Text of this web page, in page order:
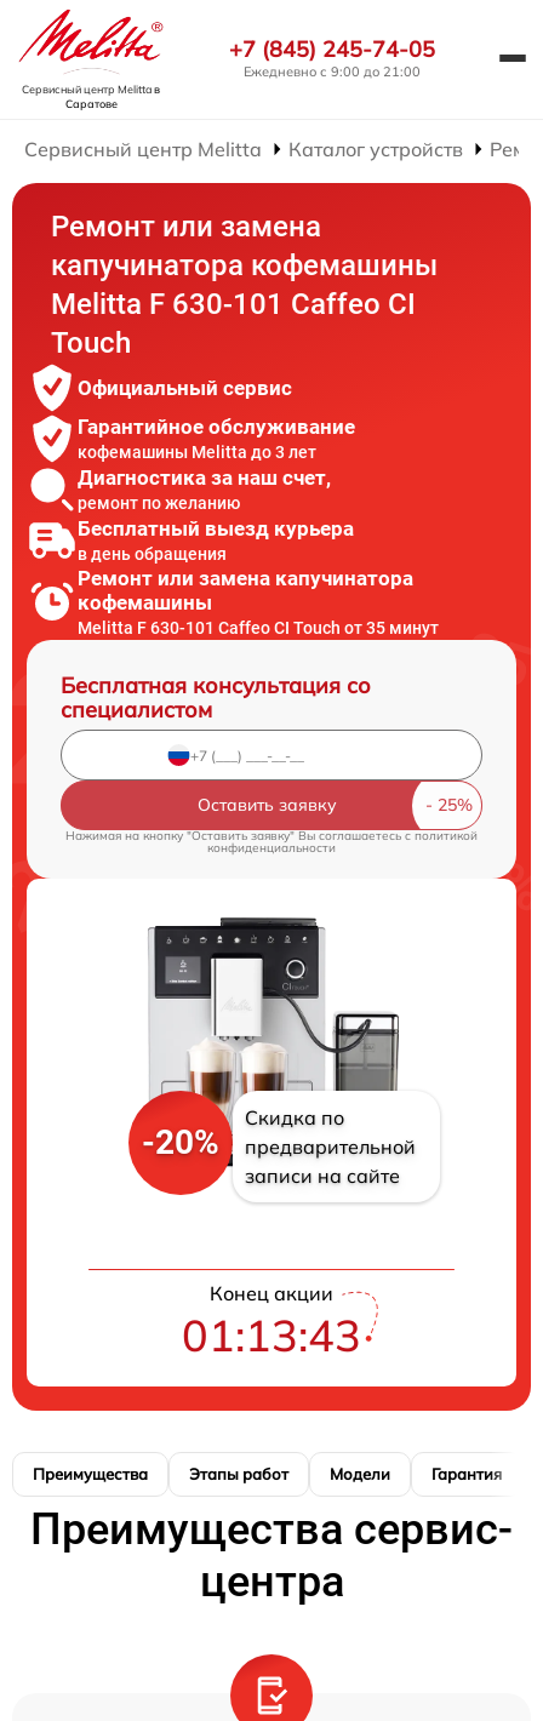
Сервисный центр Melittaв
Саратове
+7 (845) 245-74-05
Ежедневно с 9:00 до 21:00
Сервисный центр Melitta Каталог устройств
Ремонт или замена
капучинатора кофемашины
Melitta F 630-101 Caffeo CI
Touch
Официальный сервис
Гарантийное обслуживание
кофемашины Melitta до 3 лет
Диагностика за наш счет,
ремонт по желанию
Бесплатный выезд курьера
в день обращения
Ремонт или замена капучинатора
кофемашины
Melitta F 630-101 Caffeo CI Touch от 35 минут
Бесплатная консультация со
специалистом
Оставить заявку
Нажимая на кнопку "Оставить заявку" Вы соглашаетесь cполитикой
конфиденциальности
-20%
Скидка по
предварительной
записи на сайте
Конец акции
01:13:42
Преимущества Этапы работ Модели Гарантия
Преимущества сервис-
центра